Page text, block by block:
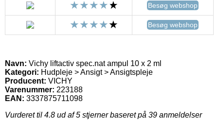
Besøg webshop
Besøg webshop
Navn: Vichy liftactiv spec.nat ampul 10 x 2 ml
Kategori: Hudpleje > Ansigt > Ansigtspleje
Producent: VICHY
Varenummer: 223188
EAN: 3337875711098
Vurderet til 4.8 ud af 5 stjerner baseret på 39 anmeldelser